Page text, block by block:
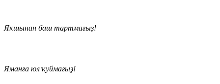
Яҡшынан баш тартмағыҙ!
Яманға юл ҡуймағыҙ!